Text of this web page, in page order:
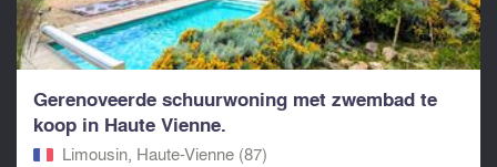
Gerenoveerde schuurwoning met zwembad te
koop in Haute Vienne.
Limousin, Haute-Vienne (87)